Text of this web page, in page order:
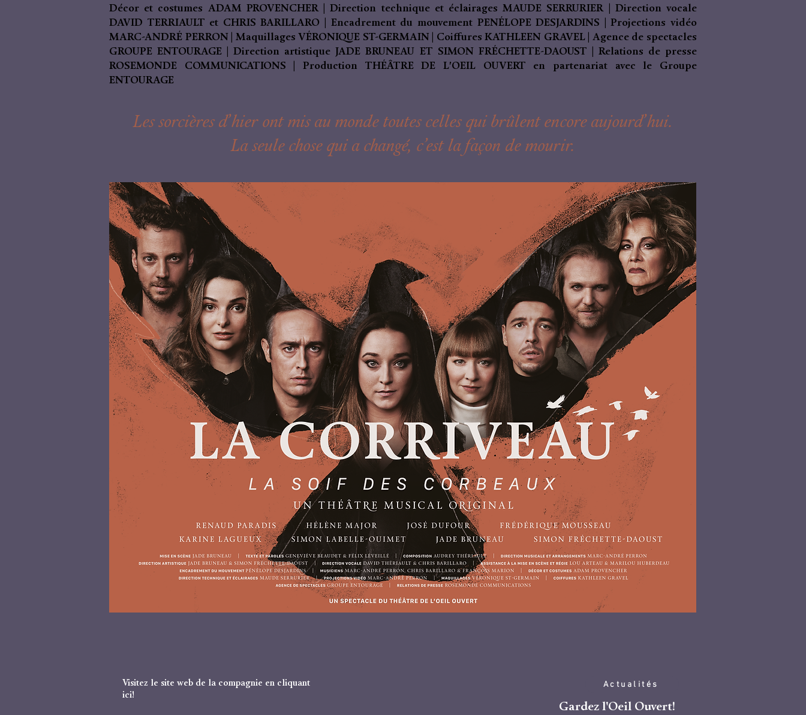
Décor et costumes ADAM PROVENCHER | Direction technique et éclairages MAUDE SERRURIER | Direction vocale
DAVID TERRIAULT et CHRIS BARILLARO | Encadrement du mouvement PENÉLOPE DESJARDINS | Projections vidéo
MARC-ANDRÉ PERRON | Maquillages VÉRONIQUE ST-GERMAIN | Coiffures KATHLEEN GRAVEL | Agence de spectacles
GROUPE ENTOURAGE | Direction artistique JADE BRUNEAU ET SIMON FRÉCHETTE-DAOUST | Relations de presse
ROSEMONDE COMMUNICATIONS | Production THÉÂTRE DE L'OEIL OUVERT en partenariat avec le Groupe
ENTOURAGE
Les sorcières d’hier ont mis au monde toutes celles qui brûlent encore aujourd’hui.
La seule chose qui a changé, c’est la façon de mourir.
Visitez le site web de la compagnie en cliquant
ici!
Actualités
Gardez l'Oeil Ouvert!